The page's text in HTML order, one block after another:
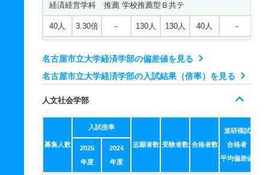
経済経営学科 推薦 学校推薦型Ｂ共テ
40人 3.30倍 － 130人 130人 40人 －
名古屋市立大学経済学部の偏差値を見る
名古屋市立大学経済学部の入試結果（倍率）を見る
人文社会学部
募集人数
入試倍率
志願者数 受験者数 合格者数
進研模試
合格者
平均偏差値
2025
年度
2024
年度